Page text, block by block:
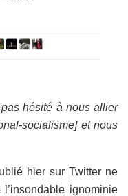
hésité à nous allier
socialisme] et nous
hier sur Twitter ne
ignominie